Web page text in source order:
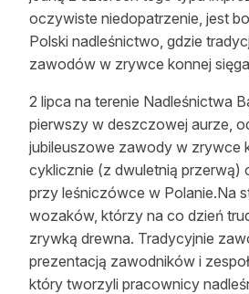
Leśnik na zakupach
Z zagranicy
Edukacja
Lasy prywatne
O nas
100 lat „Lasu
Prenumerata
oczywiste niedopatrzenie, jest
Polski nadleśnictwo, gdzie
zawodów w zrywce konnej
2 lipca na terenie Nadleśnictwa
pierwszy w deszczowej aurze,
jubileuszowe zawody w zrywce
cyklicznie (z dwuletnią przerwą)
przy leśniczówce w Polanie.Na
wozaków, którzy na co dzień
zrywką drewna. Tradycyjnie
prezentacją zawodników i
który tworzyli pracownicy